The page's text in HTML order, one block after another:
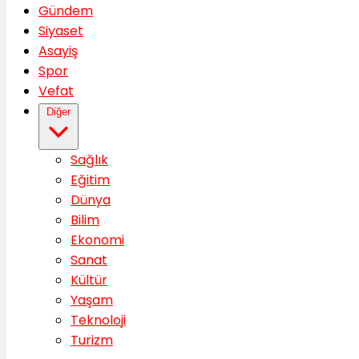
Gündem
Siyaset
Asayiş
Spor
Vefat
Diğer
Sağlık
Eğitim
Dünya
Bilim
Ekonomi
Sanat
Kültür
Yaşam
Teknoloji
Turizm